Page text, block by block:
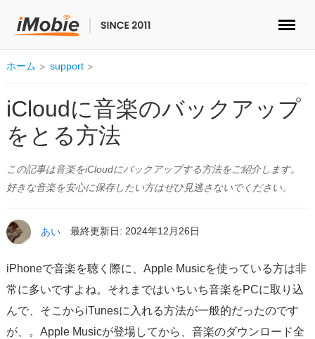
ロック解除&データ復元
データ転送
マルチメディア
便利ツール
ストア
ダウンロード
サポート
ホーム support
iCloudに音楽のバックアップ
をとる方法
この記事は音楽をiCloudにバックアップする方法をご紹介します。
好きな音楽を安心に保存したい方はぜひ見逃さないでください。
あい 最終更新日: 2024年12月26日
iPhoneで音楽を聴く際に、Apple Musicを使っている方は非
常に多いですよね。それまではいちいち音楽をPCに取り込
んで、そこからiTunesに入れる方法が一般的だったのです
が、。Apple Musicが登場してから、音楽のダウンロード全